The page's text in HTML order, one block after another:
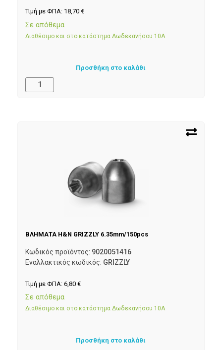
Τιμή με ΦΠΑ: 18,70 €
Σε απόθεμα
Διαθέσιμο και στο κατάστημα Δωδεκανήσου 10Α
Προσθήκη στο καλάθι
ΒΛΗΜΑΤΑ H&N GRIZZLY 6.35mm/150pcs
Κωδικός προϊόντος: 9020051416
Εναλλακτικός κωδικός: GRIZZLY
Τιμή με ΦΠΑ: 6,80 €
Σε απόθεμα
Διαθέσιμο και στο κατάστημα Δωδεκανήσου 10Α
Προσθήκη στο καλάθι